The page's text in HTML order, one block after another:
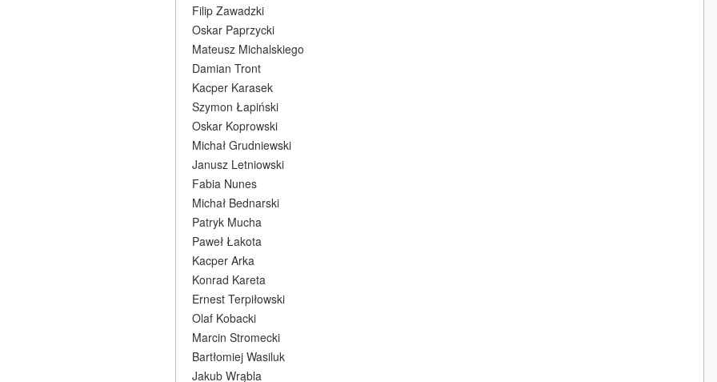
Filip Zawadzki
Oskar Paprzycki
Mateusz Michalskiego
Damian Tront
Kacper Karasek
Szymon Łapiński
Oskar Koprowski
Michał Grudniewski
Janusz Letniowski
Fabia Nunes
Michał Bednarski
Patryk Mucha
Paweł Łakota
Kacper Arka
Konrad Kareta
Ernest Terpiłowski
Olaf Kobacki
Marcin Stromecki
Bartłomiej Wasiluk
Jakub Wrąbla